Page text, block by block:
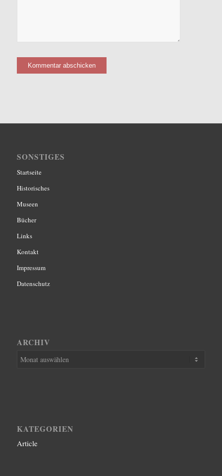
SONSTIGES
Startseite
Historisches
Museen
Bücher
Links
Kontakt
Impressum
Datenschutz
ARCHIV
KATEGORIEN
Article